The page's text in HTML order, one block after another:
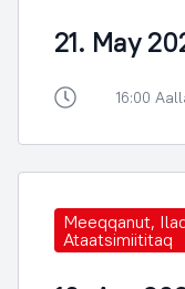
21. May
16:00
Meeqqanut,
Ataatsimiititaq